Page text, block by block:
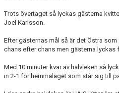
Trots övertaget så lyckas gästerna
Joel Karlsson.
Efter gästernas mål så är det Östra
chans efter chans men gästerna lyckas
Med 10 minuter kvar av halvleken så
in 2-1 för hemmalaget som står sig till